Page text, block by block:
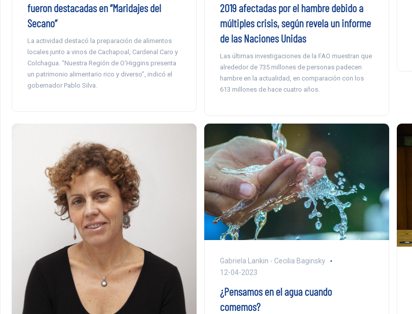
fueron destacadas en “Maridajes del
Secano”
La actividad destacó la preparación de alimentos
locales junto a vinos de Cachapoal, Cardenal Caro y
Colchagua. “Nuestra Región de O’Higgins presenta
un patrimonio alimentario rico y diverso”, indicó el
gobernador Pablo Silva.
2019 afectadas por el hambre debido a
múltiples crisis, según revela un informe
de las Naciones Unidas
Las últimas investigaciones de la FAO muestran que
alrededor de 735 millones de personas padecen
hambre en la actualidad, en comparación con los
613 millones de hace cuatro años.
Gabriela Lankin - Cecilia Baginsky
12-04-2023
¿Pensamos en el agua cuando
comemos?